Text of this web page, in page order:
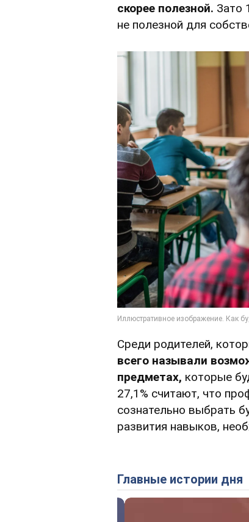
скорее полезной. Зато
не полезной для
Среди родителей,
всего называли
предметах, которые
27,1% считают, что
сознательно выбрать
развития навыков,
Главные истории дня